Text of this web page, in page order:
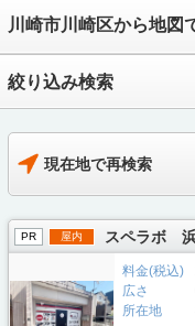
川崎市川崎区から地図
絞り込み検索
現在地で再検索
PR 屋内 スペラボ
料金(税込)
広さ
所在地